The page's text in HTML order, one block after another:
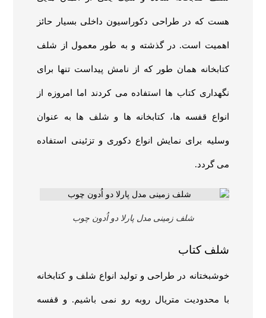
هست که در طراحی دکوراسیون داخلی بسیار حائز
اهمیت است. در گذشته و به طور معمول از شلف
کتابخانه همان طور که از نامش پیداست تنها برای
نگهداری کتاب ها استفاده می کردند اما امروزه از
انواع قفسه ها، کتابخانه ها و شلف ها به عنوان
وسلیه برای نمایش انواع دکوری و تزئینی استفاده
می گردد.
شلف زمینی مدل پارلا دو اُدون چوب
شلف کتاب
خوشبختانه در طراحی و تولید انواع شلف و کتابخانه
با محدودیت متریال روبه رو نمی باشیم. و قفسه